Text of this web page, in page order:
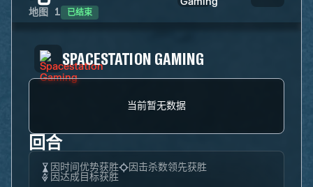
地图 1 已结束
SPACESTATION GAMING
当前暂无数据
回合
因时间优势获胜
因击杀数领先获胜
因达成目标获胜